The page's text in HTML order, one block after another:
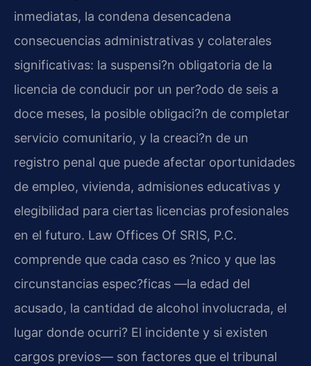
inmediatas, la condena desencadena
consecuencias administrativas y colaterales
significativas: la suspensi?n obligatoria de la
licencia de conducir por un per?odo de seis a
doce meses, la posible obligaci?n de completar
servicio comunitario, y la creaci?n de un
registro penal que puede afectar oportunidades
de empleo, vivienda, admisiones educativas y
elegibilidad para ciertas licencias profesionales
en el futuro. Law Offices Of SRIS, P.C.
comprende que cada caso es ?nico y que las
circunstancias espec?ficas —la edad del
acusado, la cantidad de alcohol involucrada, el
lugar donde ocurri? El incidente y si existen
cargos previos— son factores que el tribunal